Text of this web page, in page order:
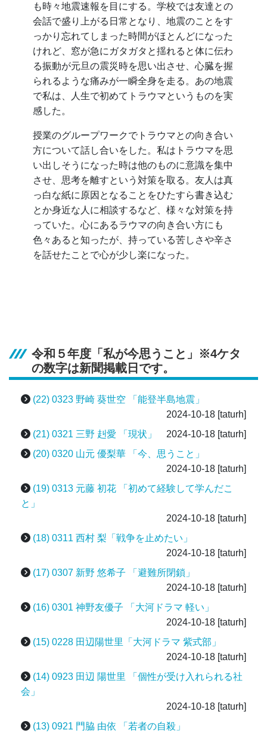
も時々地震速報を目にする。学校では友達との
会話で盛り上がる日常となり、地震のことをす
っかり忘れてしまった時間がほとんどになった
けれど、窓が急にガタガタと揺れると体に伝わ
る振動が元旦の震災時を思い出させ、心臓を握
られるような痛みが一瞬全身を走る。あの地震
で私は、人生で初めてトラウマというものを実
感した。
授業のグループワークでトラウマとの向き合い
方について話し合いをした。私はトラウマを思
い出しそうになった時は他のものに意識を集中
させ、思考を離すという対策を取る。友人は真
っ白な紙に原因となることをひたすら書き込む
とか身近な人に相談するなど、様々な対策を持
っていた。心にあるラウマの向き合い方にも
色々あると知ったが、持っている苦しさや辛さ
を話せたことで心が少し楽になった。
令和５年度「私が今思うこと」※4ケタ
の数字は新聞掲載日です。
(22) 0323 野崎 葵世空 「能登半島地震」
2024-10-18 [taturh]
(21) 0321 三野 赳愛 「現状」
2024-10-18 [taturh]
(20) 0320 山元 優梨華 「今、思うこと」
2024-10-18 [taturh]
(19) 0313 元藤 初花 「初めて経験して学んだこ
と」
2024-10-18 [taturh]
(18) 0311 西村 梨「戦争を止めたい」
2024-10-18 [taturh]
(17) 0307 新野 悠希子 「避難所閉鎖」
2024-10-18 [taturh]
(16) 0301 神野友優子 「大河ドラマ 軽い」
2024-10-18 [taturh]
(15) 0228 田辺陽世里「大河ドラマ 紫式部」
2024-10-18 [taturh]
(14) 0923 田辺 陽世里 「個性が受け入れられる社
会」
2024-10-18 [taturh]
(13) 0921 門脇 由依 「若者の自殺」